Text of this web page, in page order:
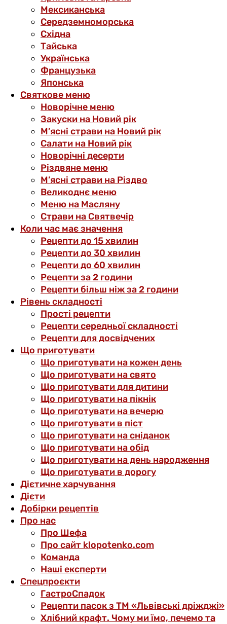
Мексиканська
Середземноморська
Східна
Тайська
Українська
Французька
Японська
Святкове меню
Новорічне меню
Закуски на Новий рік
М’ясні страви на Новий рік
Салати на Новий рік
Новорічні десерти
Різдвяне меню
М’ясні страви на Різдво
Великоднє меню
Меню на Масляну
Страви на Святвечір
Коли час має значення
Рецепти до 15 хвилин
Рецепти до 30 хвилин
Рецепти до 60 хвилин
Рецепти за 2 години
Рецепти більш ніж за 2 години
Рівень складності
Прості рецепти
Рецепти середньої складності
Рецепти для досвідчених
Що приготувати
Що приготувати на кожен день
Що приготувати на свято
Що приготувати для дитини
Що приготувати на пікнік
Що приготувати на вечерю
Що приготувати в піст
Що приготувати на сніданок
Що приготувати на обід
Що приготувати на день народження
Що приготувати в дорогу
Дієтичне харчування
Дієти
Добірки рецептів
Про нас
Про Шефа
Про сайт klopotenko.com
Команда
Наші експерти
Спецпроєкти
ГастроСпадок
Рецепти пасок з ТМ «Львівські дріжджі»
Хлібний крафт. Чому ми їмо, печемо та